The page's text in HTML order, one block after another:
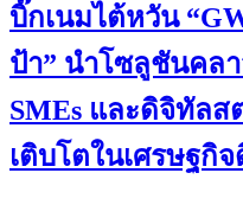
บิ๊กเนมไต้หวัน
ป้า” นำโซลูชันคล
SMEs และดิจิทัลส
เติบโตในเศรษฐกิ